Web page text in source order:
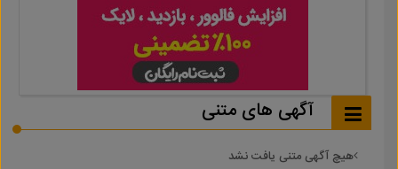
آگهی های متنی
هیچ آگهی متنی یافت نشد